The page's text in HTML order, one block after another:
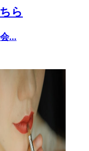
ら
...